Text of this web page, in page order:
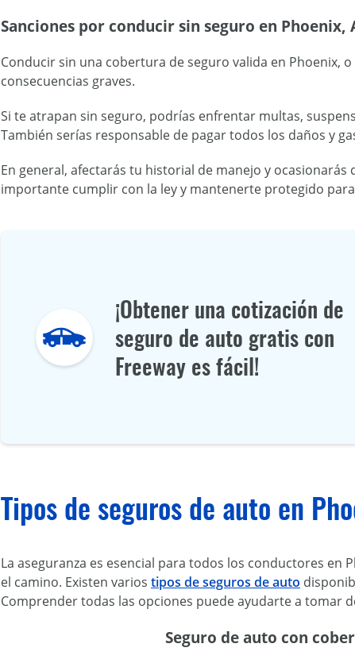
Sanciones por conducir sin seguro en Phoenix,
Conducir sin una cobertura de seguro valida en Phoenix,
consecuencias graves.
Si te atrapan sin seguro, podrías enfrentar multas,
También serías responsable de pagar todos los daños y
En general, afectarás tu historial de manejo y
importante cumplir con la ley y mantenerte protegido
¡Obtener una cotización de
seguro de auto gratis con
Freeway es fácil!
Tipos de seguros de auto en
La aseguranza es esencial para todos los conductores en
el camino. Existen varios tipos de seguros de auto
Comprender todas las opciones puede ayudarte a tomar
Seguro de auto con